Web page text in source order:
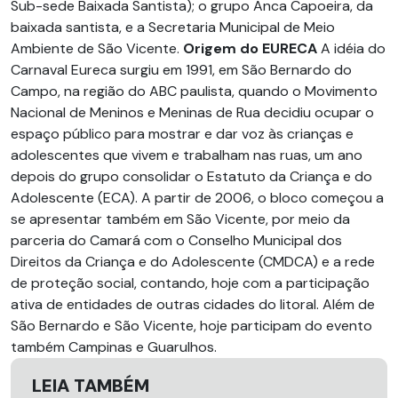
Sub-sede Baixada Santista); o grupo Anca Capoeira, da
baixada santista, e a Secretaria Municipal de Meio
Ambiente de São Vicente. Origem do EURECAA idéia do
Carnaval Eureca surgiu em 1991, em São Bernardo do
Campo, na região do ABC paulista, quando o Movimento
Nacional de Meninos e Meninas de Rua decidiu ocupar o
espaço público para mostrar e dar voz às crianças e
adolescentes que vivem e trabalham nas ruas, um ano
depois do grupo consolidar o Estatuto da Criança e do
Adolescente (ECA). A partir de 2006, o bloco começou a
se apresentar também em São Vicente, por meio da
parceria do Camará com o Conselho Municipal dos
Direitos da Criança e do Adolescente (CMDCA) e a rede
de proteção social, contando, hoje com a participação
ativa de entidades de outras cidades do litoral. Além de
São Bernardo e São Vicente, hoje participam do evento
também Campinas e Guarulhos.
LEIA TAMBÉM